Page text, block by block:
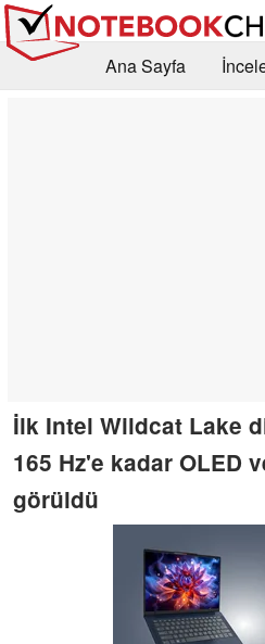
Ana Sayfa
İlk Intel Wildcat Lake
165 Hz'e kadar OLED
görüldü